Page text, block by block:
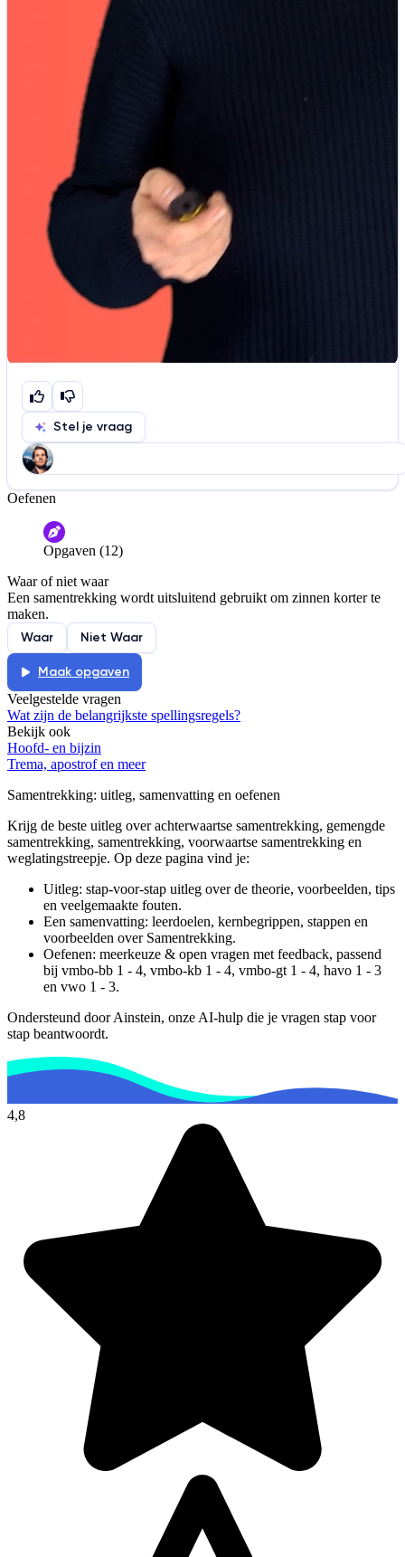
Stel je vraag
Help ons de video te verbeteren
De audio is slecht
Informatie is onjuist
De docent is te langdradig
De uitleg gaat te langzaam
Afspelen werkte niet
Oefenen
Opgaven (12)
Waar of niet waar
Een samentrekking wordt uitsluitend gebruikt om zinnen korter te
maken.
Waar
Niet Waar
Maak opgaven
Veelgestelde vragen
Wat zijn de belangrijkste spellingsregels?
Bekijk ook
Hoofd- en bijzin
Trema, apostrof en meer
Samentrekking: uitleg, samenvatting en oefenen
Krijg de beste uitleg over achterwaartse samentrekking, gemengde
samentrekking, samentrekking, voorwaartse samentrekking en
weglatingstreepje. Op deze pagina vind je:
Uitleg: stap-voor-stap uitleg over de theorie, voorbeelden, tips
en veelgemaakte fouten.
Een samenvatting: leerdoelen, kernbegrippen, stappen en
voorbeelden over Samentrekking.
Oefenen: meerkeuze & open vragen met feedback, passend
bij vmbo-bb 1 - 4, vmbo-kb 1 - 4, vmbo-gt 1 - 4, havo 1 - 3
en vwo 1 - 3.
Ondersteund door Ainstein, onze AI-hulp die je vragen stap voor
stap beantwoordt.
4,8